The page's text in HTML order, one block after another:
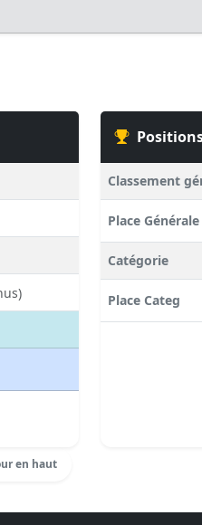
en haut
Classement
Place Générale
Catégorie
Place Categ